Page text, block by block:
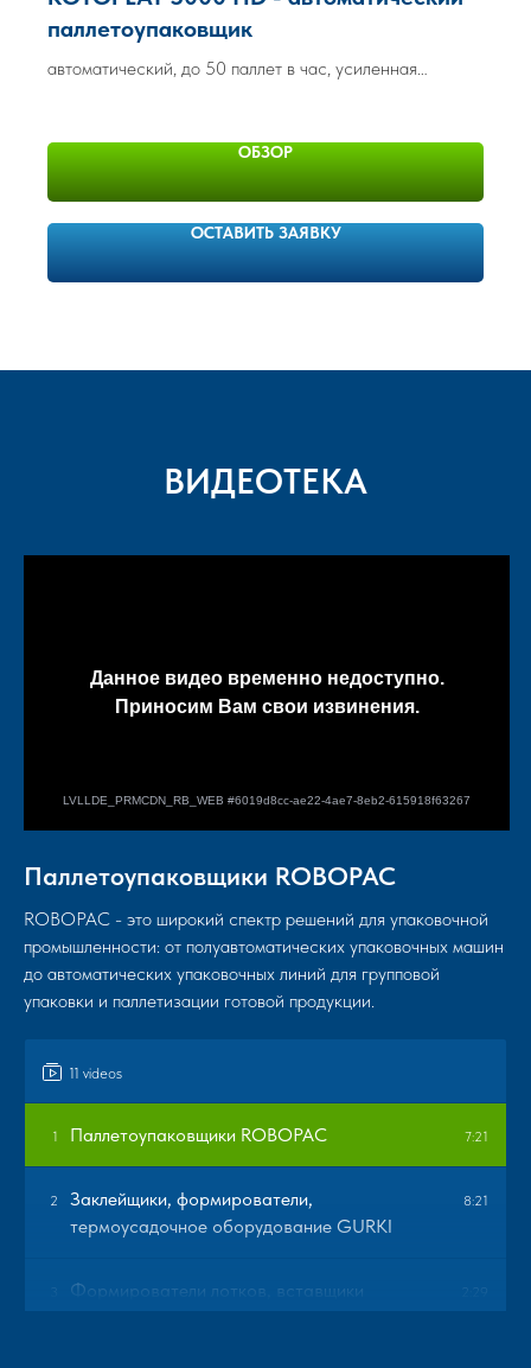
паллетоупаковщик
автоматический, до 50 паллет в час, усиленная
ОБЗОР
ОСТАВИТЬ ЗАЯВКУ
ВИДЕОТЕКА
11 videos
1 Паллетоупаковщики ROBOPAC 7:21
2
Заклейщики, формирователи,
термоусадочное оборудование GURKI
8:21
Формирователи лотков, вставщики
Паллетоупаковщики ROBOPAC
ROBOPAC - это широкий спектр решений для упаковочной
промышленности: от полуавтоматических упаковочных машин
до автоматических упаковочных линий для групповой
упаковки и паллетизации готовой продукции.